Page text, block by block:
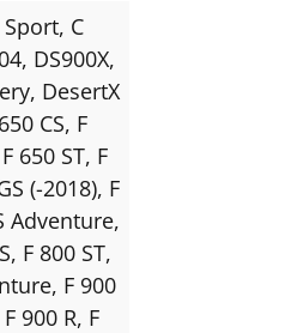
Sport, C
, DS900X,
, DesertX
CS, F
650 ST, F
(-2018), F
Adventure,
, F 800 ST,
, F 900
F 900 R, F